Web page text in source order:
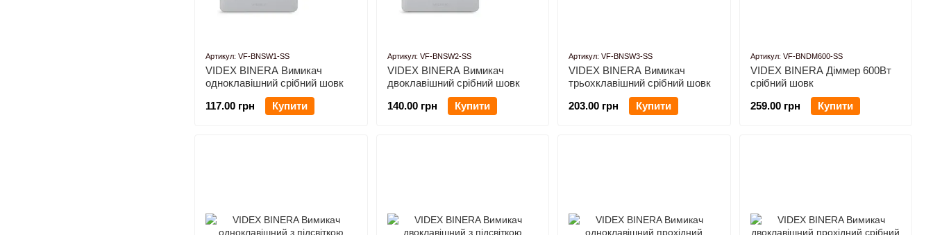
Артикул: VF-BNSW1-SS
VIDEX BINERA Вимикач
одноклавішний срібний шовк
117.00 грн
Купити
Артикул: VF-BNSW2-SS
VIDEX BINERA Вимикач
двоклавішний срібний шовк
140.00 грн
Купити
Артикул: VF-BNSW3-SS
VIDEX BINERA Вимикач
трьохклавішний срібний шовк
203.00 грн
Купити
Артикул: VF-BNDM600-SS
VIDEX BINERA Діммер 600Вт
срібний шовк
259.00 грн
Купити